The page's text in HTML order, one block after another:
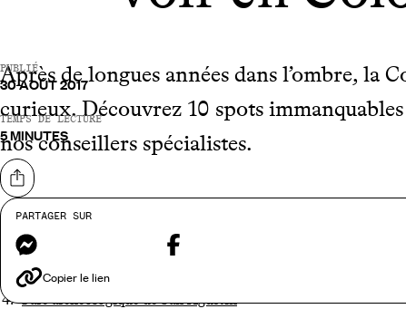
PUBLIÉ
30 AOÛT 2017
TEMPS DE LECTURE
5 MINUTES
Partager sur
PARTAGER SUR
Messenger
Copier le lien
Après de longues années dans l’ombre, la
curieux. Découvrez 10 spots
nos conseillers spécialistes.
Isla de Providencia
Punta Gallinas
Vallée de Cocora
Parc archéologique de San Agustín